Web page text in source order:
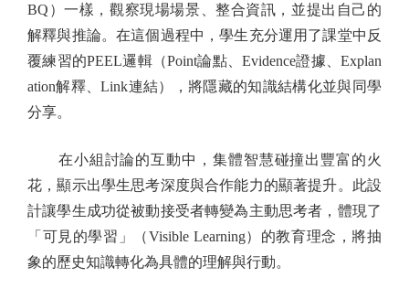
BQ）一樣，觀察現場場景、整合資訊，並提出自己的
解釋與推論。在這個過程中，學生充分運用了課堂中反
覆練習的PEEL邏輯（Point論點、Evidence證據、Explan
ation解釋、Link連結），將隱藏的知識結構化並與同學
分享。
在小組討論的互動中，集體智慧碰撞出豐富的火
花，顯示出學生思考深度與合作能力的顯著提升。此設
計讓學生成功從被動接受者轉變為主動思考者，體現了
「可見的學習」（Visible Learning）的教育理念，將抽
象的歷史知識轉化為具體的理解與行動。